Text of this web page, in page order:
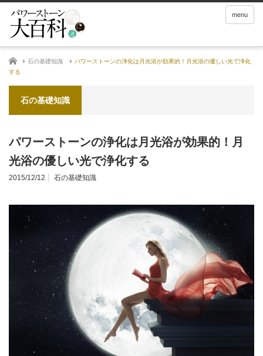
menu
ホーム 石の基礎知識
パワーストーンの浄化は月光浴が効果的！月光浴の優しい光で浄化
する
石の基礎知識
パワーストーンの浄化は月光浴が効果的！月
光浴の優しい光で浄化する
2015/12/12 石の基礎知識